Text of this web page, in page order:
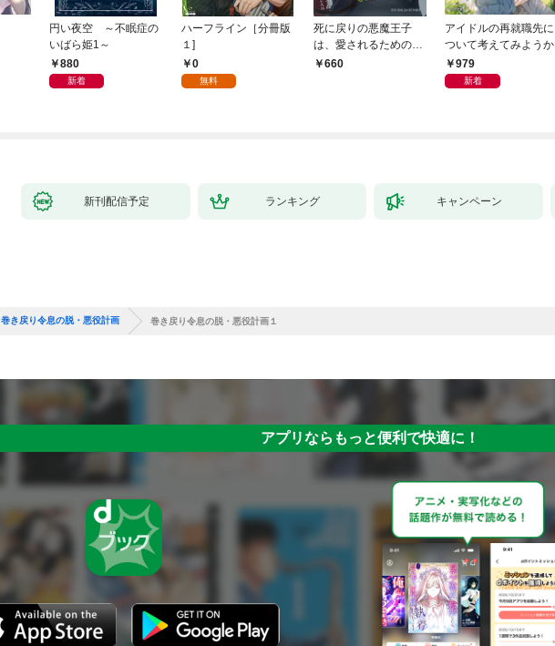
円い夜空 ～不眠症の
いばら姫1～
880
新着
ハーフライン［分冊版
１]
0
無料
死に戻りの悪魔王子
は、愛されるための実
験をはじめることにし
660
アイドルの再就職先に
ついて考えてみようか
979
新着
新刊配信予定 ランキング キャンペーン
巻き戻り令息の脱・悪役計画 巻き戻り令息の脱・悪役計画１
アプリならもっと便利で快適に！